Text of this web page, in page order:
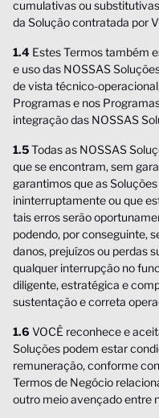
cumulativas ou
da Solução contratada por
1.4 Estes Termos também
e uso das NOSSAS
de vista técnico-
Programas e nos
integração das NOSSAS
1.5Todas as NOSSAS
que se encontram, sem
garantimos que as
ininterruptamente ou que
tais erros serão
podendo, por conseguinte,
danos, prejuízos ou perdas
qualquer interrupção no
diligente, estratégica e
sustentação e correta
1.6 VOCÊ reconhece e
Soluções podem estar
remuneração, conforme
Termos de Negócio
outro meio avençado entre